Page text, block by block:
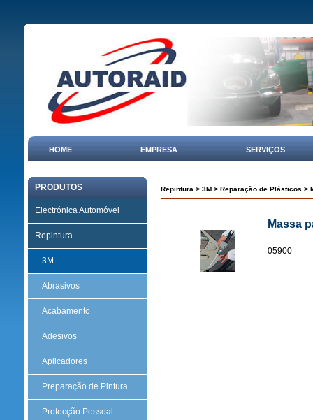
HOME EMPRESA SERVIÇOS
PRODUTOS
Electrónica Automóvel
Repintura
3M
Abrasivos
Acabamento
Adesivos
Aplicadores
Preparação de Pintura
Protecção Pessoal
Repintura > 3M > Reparação de Plásticos >
Massa
05900